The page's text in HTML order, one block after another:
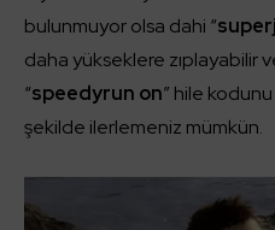
bulunmuyor olsa dahi “
daha yükseklere zıplayabilir
“speedyrun on” hile
şekilde ilerlemeniz mümkün.